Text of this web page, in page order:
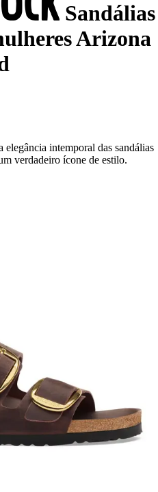
Sandálias
Arizona
intemporal das sandálias
verdadeiro ícone de estilo.